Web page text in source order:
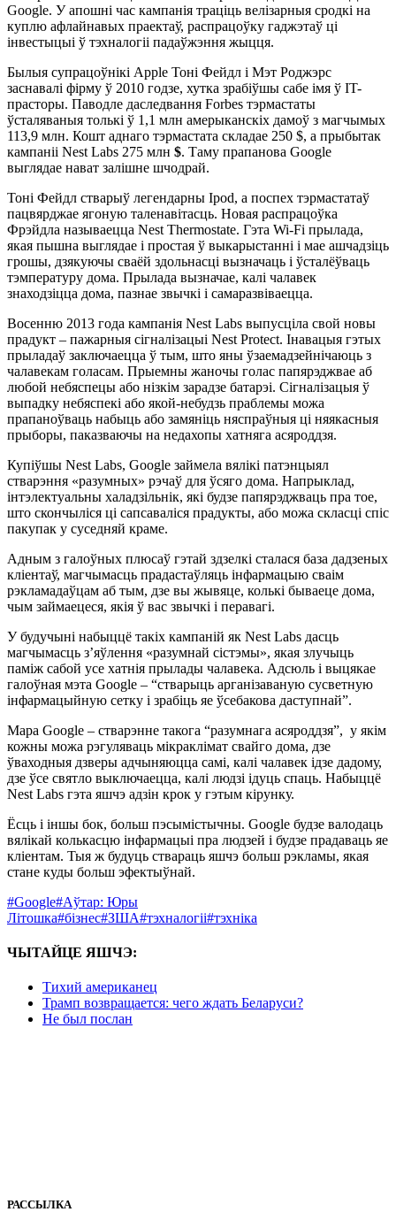
Google. У апошні час кампанія траціць велізарныя сродкі на
куплю афлайнавых праектаў, распрацоўку гаджэтаў ці
інвестыцыі ў тэхналогіі падаўжэння жыцця.
Былыя супрацоўнікі Apple Тоні Фейдл і Мэт Роджэрс
заснавалі фірму ў 2010 годзе, хутка зрабіўшы сабе імя ў IT-
прасторы. Паводле даследвання Forbes тэрмастаты
ўсталяваныя толькі ў 1,1 млн амерыканскіх дамоў з магчымых
113,9 млн. Кошт аднаго тэрмастата складае 250 $, а прыбытак
кампаніі Nest Labs 275 млн $. Таму прапанова Google
выглядае нават залішне шчодрай.
Тоні Фейдл стварыў легендарны Ipod, а поспех тэрмастатаў
пацвярджае ягоную таленавітасць. Новая распрацоўка
Фрэйдла называецца Nest Thermostate. Гэта Wi-Fi прылада,
якая пышна выглядае і простая ў выкарыстанні і мае ашчадзіць
грошы, дзякуючы сваёй здольнасці вызначаць і ўсталёўваць
тэмпературу дома. Прылада вызначае, калі чалавек
знаходзіцца дома, пазнае звычкі і самаразвіваецца.
Восенню 2013 года кампанія Nest Labs выпусціла свой ​​новы
прадукт – пажарныя сігналізацыі Nest Protect. Інавацыя гэтых
прыладаў заключаецца ў тым, што яны ўзаемадзейнічаюць з
чалавекам голасам. Прыемны жаночы голас папярэджвае аб
любой небяспецы або нізкім зарадзе батарэі. Сігналізацыя ў
выпадку небяспекі або якой-небудзь праблемы можа
прапаноўваць набыць або замяніць няспраўныя ці няякасныя
прыборы, паказваючы на недахопы хатняга асяроддзя.
Купіўшы Nest Labs, Google займела вялікі патэнцыял
стварэння «разумных» рэчаў для ўсяго дома. Напрыклад,
інтэлектуальны халадзільнік, які будзе папярэджваць пра тое,
што скончыліся ці сапсаваліся прадукты, або можа скласці спіс
пакупак у суседняй краме.
Адным з галоўных плюсаў гэтай здзелкі сталася база дадзеных
кліентаў, магчымасць прадастаўляць інфармацыю сваім
рэкламадаўцам аб тым, дзе вы жывяце, колькі бываеце дома,
чым займаецеся, якія ў вас звычкі і перавагі.
У будучыні набыццё такіх кампаній як Nest Labs дасць
магчымасць з’яўлення «разумнай сістэмы», якая злучыць
паміж сабой усе хатнія прылады чалавека. Адсюль і выцякае
галоўная мэта Google – “стварыць арганізаваную сусветную
інфармацыйную сетку і зрабіць яе ўсебакова даступнай”.
Мара Google – стварэнне такога “разумнага асяроддзя”, у якім
кожны можа рэгуляваць мікраклімат свайго дома, дзе
ўваходныя дзверы адчыняюцца самі, калі чалавек ідзе дадому,
дзе ўсе святло выключаецца, калі людзі ідуць спаць. Набыццё
Nest Labs гэта яшчэ адзін крок у гэтым кірунку.
Ёсць і іншы бок, больш пэсымістычны. Google будзе валодаць
вялікай колькасцю інфармацыі пра людзей і будзе прадаваць яе
кліентам. Тыя ж будуць ствараць яшчэ больш рэкламы, якая
стане куды больш эфектыўнай.
#Google#Аўтар: Юры
Літошка#бізнес#ЗША#тэхналогіі#тэхніка
ЧЫТАЙЦЕ ЯШЧЭ:
Тихий американец
Трамп возвращается: чего ждать Беларуси?
Не был послан
РАССЫЛКА